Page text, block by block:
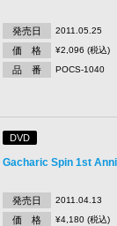
発売日 2011.05.25
価 格 ¥2,096 (税込)
品 番 POCS-1040
DVD
Gacharic Spin 1st
発売日 2011.04.13
価 格 ¥4,180 (税込)